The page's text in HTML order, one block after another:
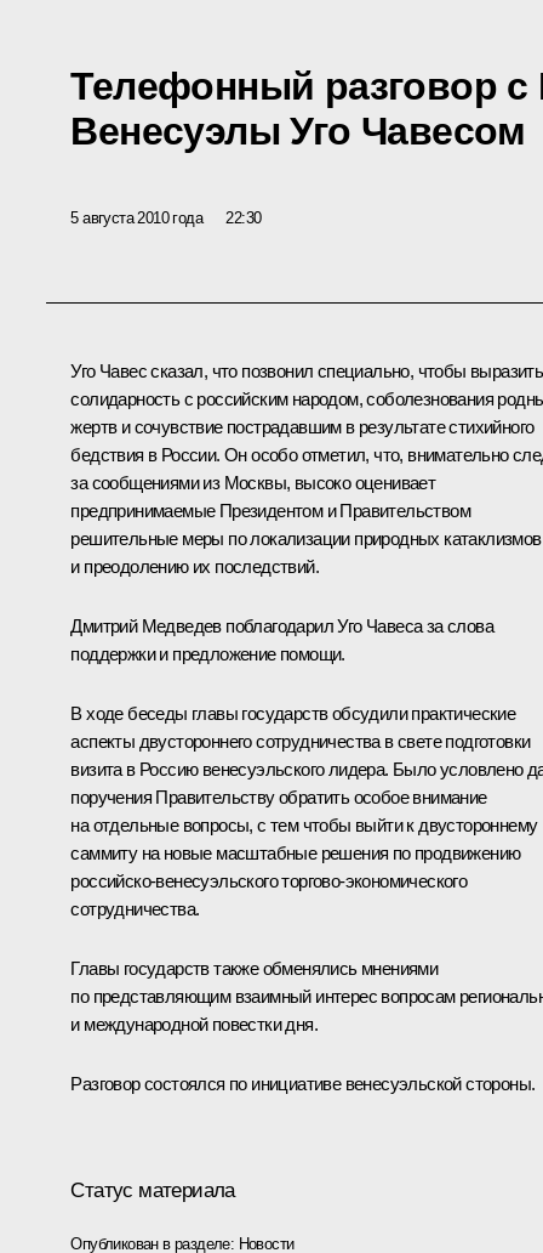
Телефонный разговор с
Венесуэлы Уго Чавесом
5 августа 2010 года 22:30
Уго Чавес сказал, что позвонил специально, чтобы выразить
солидарность с российским народом, соболезнования
жертв и сочувствие пострадавшим в результате стихийного
бедствия в России. Он особо отметил, что, внимательно
за сообщениями из Москвы, высоко оценивает
предпринимаемые Президентом и Правительством
решительные меры по локализации природных катаклизмов
и преодолению их последствий.
Дмитрий Медведев поблагодарил Уго Чавеса за слова
поддержки и предложение помощи.
В ходе беседы главы государств обсудили практические
аспекты двустороннего сотрудничества в свете подготовки
визита в Россию венесуэльского лидера. Было условлено
поручения Правительству обратить особое внимание
на отдельные вопросы, с тем чтобы выйти к двустороннему
саммиту на новые масштабные решения по продвижению
российско-венесуэльского торгово-экономического
сотрудничества.
Главы государств также обменялись мнениями
по представляющим взаимный интерес вопросам
и международной повестки дня.
Разговор состоялся по инициативе венесуэльской стороны.
Статус материала
Опубликован в разделе: Новости